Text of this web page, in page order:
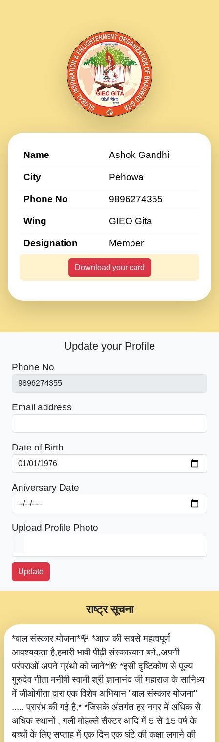
Name Ashok Gandhi
City Pehowa
Phone No 9896274355
Wing GIEO Gita
Designation Member
Download your card
Update your Profile
Phone No
Email address
Date of Birth
Aniversary Date
Upload Profile Photo
Update
*बाल संस्कार योजना*🌹 *आज की सबसे महत्वपूर्ण
आवश्यकता है,हमारी भावी पीढ़ी संस्कारवान बने,,अपनी
परंपराओं अपने ग्रंथो को जाने*🌺 *इसी दृष्टिकोण से पूज्य
गुरुदेव गीता मनीषी स्वामी श्री ज्ञानानंद जी महाराज के सानिध्य
में जीओगीता द्वारा एक विशेष अभियान "बाल संस्कार योजना"
..... प्रारंभ की गई है,* *जिसके अंतर्गत हर नगर में अधिक से
अधिक स्थानों , गली मोहल्ले सैक्टर आदि में 5 से 15 वर्ष के
बच्चों के लिए सप्ताह में एक दिन एक घंटे की कक्षा लगाने की
राष्ट्र सूचना